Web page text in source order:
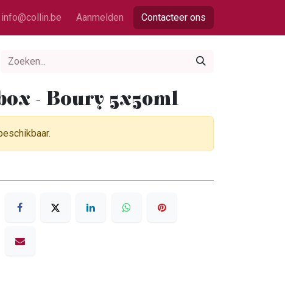
info@collin.be Aanmelden Contacteer ons
- Boury 5x50ml